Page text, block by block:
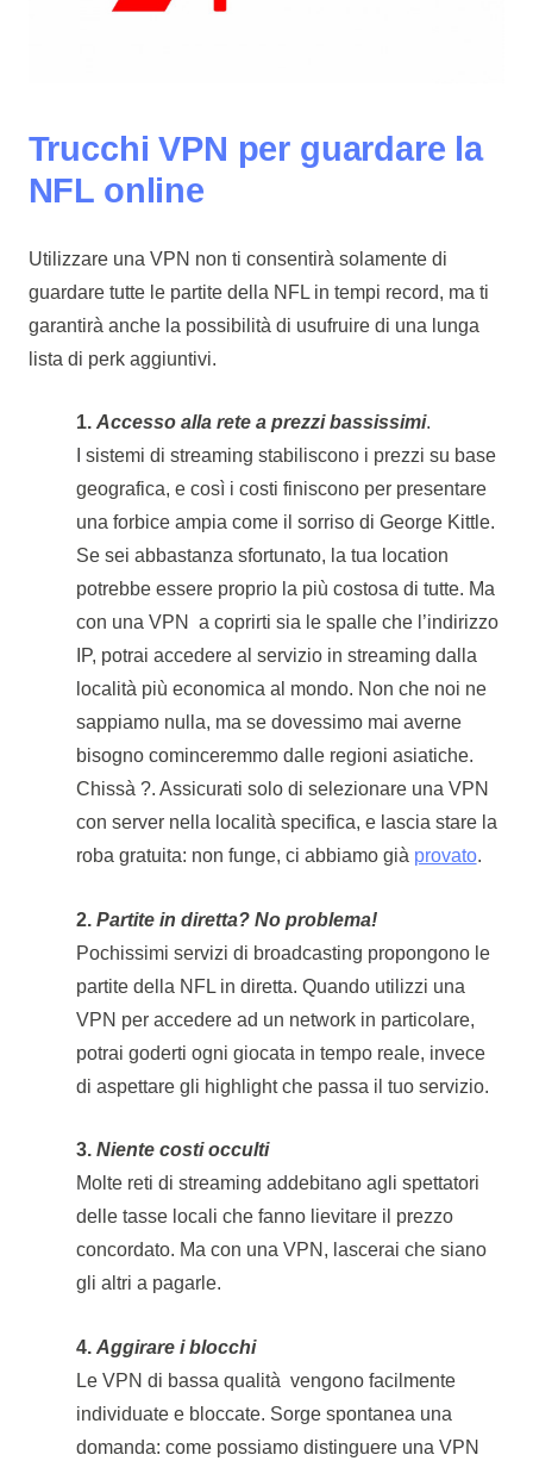
Trucchi VPN per guardare la
NFL online
Utilizzare una VPN non ti consentirà solamente di
guardare tutte le partite della NFL in tempi record, ma ti
garantirà anche la possibilità di usufruire di una lunga
lista di perk aggiuntivi.
1. Accesso alla rete a prezzi bassissimi.
I sistemi di streaming stabiliscono i prezzi su base
geografica, e così i costi finiscono per presentare
una forbice ampia come il sorriso di George Kittle.
Se sei abbastanza sfortunato, la tua location
potrebbe essere proprio la più costosa di tutte. Ma
con una VPN a coprirti sia le spalle che l’indirizzo
IP, potrai accedere al servizio in streaming dalla
località più economica al mondo. Non che noi ne
sappiamo nulla, ma se dovessimo mai averne
bisogno cominceremmo dalle regioni asiatiche.
Chissà ?. Assicurati solo di selezionare una VPN
con server nella località specifica, e lascia stare la
roba gratuita: non funge, ci abbiamo già provato.
2. Partite in diretta? No problema!
Pochissimi servizi di broadcasting propongono le
partite della NFL in diretta. Quando utilizzi una
VPN per accedere ad un network in particolare,
potrai goderti ogni giocata in tempo reale, invece
di aspettare gli highlight che passa il tuo servizio.
3.Niente costi occulti
Molte reti di streaming addebitano agli spettatori
delle tasse locali che fanno lievitare il prezzo
concordato. Ma con una VPN, lascerai che siano
gli altri a pagarle.
4. Aggirare i blocchi
Le VPN di bassa qualità vengono facilmente
individuate e bloccate. Sorge spontanea una
domanda: come possiamo distinguere una VPN